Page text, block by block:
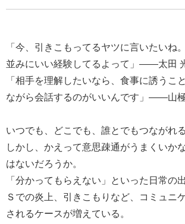
「今、引きこもってるヤツに言いたいね
並みにいい経験してるよって」――太田
「相手を理解したいなら、食事に誘うこ
ながら会話するのがいいんです」――山
いつでも、どこでも、誰とでもつながれる
しかし、かえって意思疎通がうまくいか
はないだろうか。
「分かってもらえない」といった日常の
Ｓでの炎上、引きこもりなど、コミュニ
されるケースが増えている。